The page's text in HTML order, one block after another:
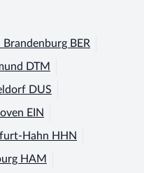
Brandenburg BER
DTM
DUS
EIN
Hahn HHN
HAM